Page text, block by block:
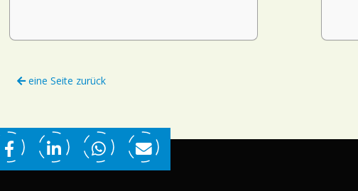
eine Seite zurück